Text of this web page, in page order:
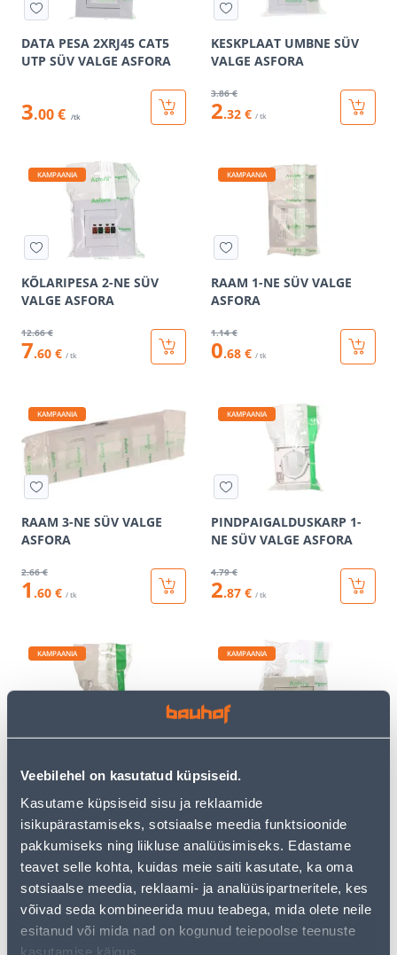
Veebilehel on kasutatud küpsiseid.
Kasutame küpsiseid sisu ja reklaamide
isikupärastamiseks, sotsiaalse meedia funktsioonide
pakkumiseks ning liikluse analüüsimiseks. Edastame
teavet selle kohta, kuidas meie saiti kasutate, ka oma
sotsiaalse meedia, reklaami- ja analüüsipartneritele, kes
võivad seda kombineerida muu teabega, mida olete neile
esitanud või mida nad on kogunud teiepoolse teenuste
kasutamise käigus.
DATA PESA 2XRJ45 CAT5
UTP SÜV VALGE ASFORA
3.00 € /tk
KESKPLAAT UMBNE SÜV
VALGE ASFORA
3.86 €
2.32 € / tk
KAMPAANIA
KÕLARIPESA 2-NE SÜV
VALGE ASFORA
12.66 €
7.60 € / tk
KAMPAANIA
RAAM 1-NE SÜV VALGE
ASFORA
1.14 €
0.68 € / tk
KAMPAANIA
RAAM 3-NE SÜV VALGE
ASFORA
2.66 €
1 .60 € / tk
KAMPAANIA
PINDPAIGALDUSKARP 1-
NE SÜV VALGE ASFORA
4.79 €
2.87 € / tk
KAMPAANIA
JÄTK SÜV VALGE ASFORA
3 .32 €
1.99 €
KAMPAANIA
ASFORA
3.46 €
2.08 €
KAMPAANIA KAMPAANIA